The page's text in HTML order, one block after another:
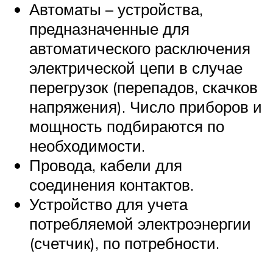
Автоматы – устройства,
предназначенные для
автоматического расключения
электрической цепи в случае
перегрузок (перепадов, скачков
напряжения). Число приборов и
мощность подбираются по
необходимости.
Провода, кабели для
соединения контактов.
Устройство для учета
потребляемой электроэнергии
(счетчик), по потребности.